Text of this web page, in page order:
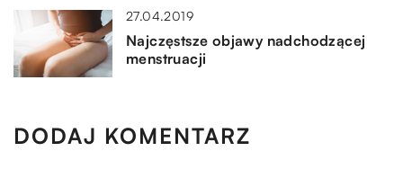
27.04.2019
Najczęstsze objawy nadchodzącej
menstruacji
DODAJ KOMENTARZ